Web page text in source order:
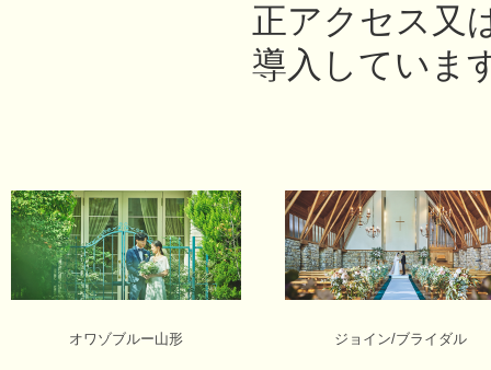
正アクセス又
導入していま
オワゾブルー山形 ジョイン/ブライダル